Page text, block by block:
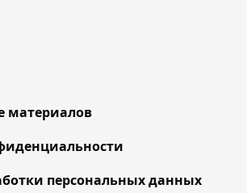
материалов
персональных данных